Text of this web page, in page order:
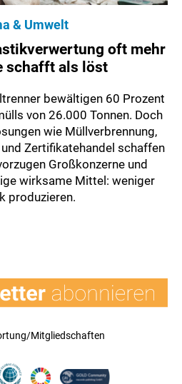
& Umwelt
oft mehr
schafft als löst
bewältigen 60 Prozent
von 26.000 Tonnen. Doch
wie Müllverbrennung,
Zertifikatehandel schaffen
Großkonzerne und
wirksame Mittel: weniger
produzieren.
Mitgliedschaften